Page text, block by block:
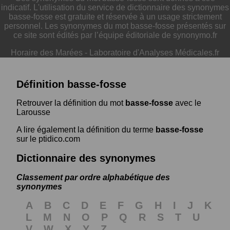
indicatif. L'utilisation du service de dictionnaire des synonymes
basse-fosse est gratuite et réservée à un usage strictement
personnel. Les synonymes du mot basse-fosse présentés sur
ce site sont édités par l’équipe éditoriale de synonymo.fr
Horaire des Marées - Laboratoire d'Analyses Médicales.fr
Définition basse-fosse
Retrouver la définition du mot basse-fosse avec le
Larousse
A lire également la définition du terme basse-fosse
sur le ptidico.com
Dictionnaire des synonymes
Classement par ordre alphabétique des
synonymes
A B C D E F G H I J
K
L
M N O P Q R S T
U